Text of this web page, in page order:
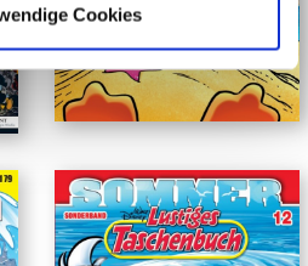
Cookies